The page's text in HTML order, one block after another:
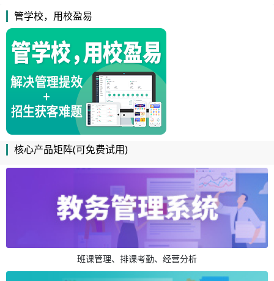
管学校，用校盈易
核心产品矩阵(可免费试用)
班课管理、排课考勤、经营分析